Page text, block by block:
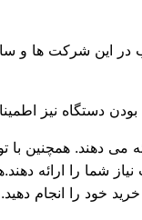
این شرکت ها و
دستگاه نیز
دهند. همچنین با
شما را ارائه
خود را انجام دهید.